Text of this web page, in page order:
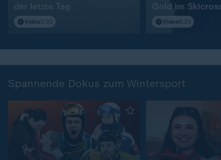
der letzte Tag
Video2:52
Gold im
Video8:23
Spannende Dokus zum Wintersport